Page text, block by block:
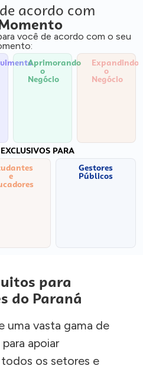
acordo com
você de acordo com o seu
Aprimorando
o
Negócio
Expandindo
o
Negócio
PARA
e
Gestores
Públicos
para
do Paraná
uma vasta gama de
apoiar
os setores e